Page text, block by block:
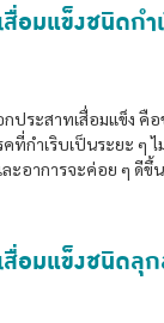
อมแข็งชนิดกำ
ประสาทเสื่อมแข็ง
ที่กำเริบเป็นระยะ ๆ ไ
ละอาการจะค่อย ๆ ดีขึ้
สื่อมแข็งชนิด